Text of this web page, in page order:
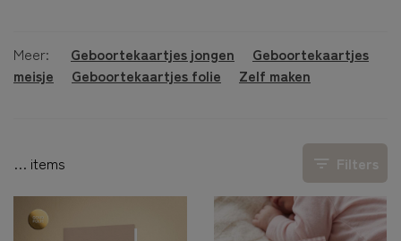
Meer: Geboortekaartjes jongen
Geboortekaartjes
meisje
Geboortekaartjes folie Zelf maken
… items Filters